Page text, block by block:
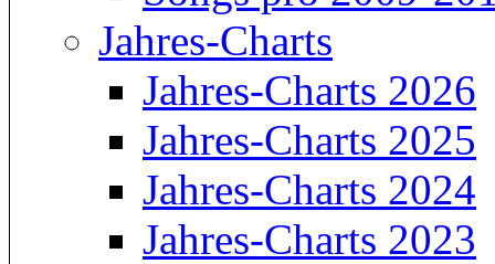
Jahres-Charts
Jahres-Charts 2026
Jahres-Charts 2025
Jahres-Charts 2024
Jahres-Charts 2023